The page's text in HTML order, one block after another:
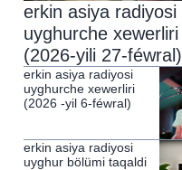
erkin asiya radiyosi
uyghurche xewerliri
(2026-yili 27-féwral)
erkin asiya radiyosi
uyghurche xewerliri
(2026 -yil 6-féwral)
erkin asiya radiyosi
uyghur bölümi taqaldi